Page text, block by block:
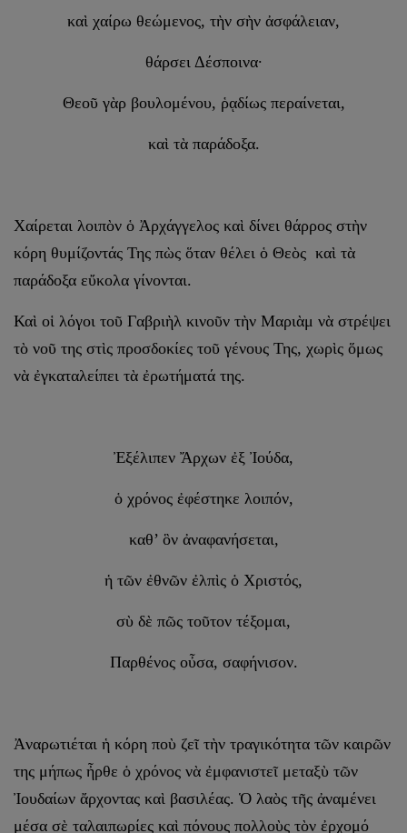
καὶ χαίρω θεώμενος, τὴν σὴν ἀσφάλειαν,
θάρσει Δέσποινα·
Θεοῦ γὰρ βουλομένου, ῥᾳδίως περαίνεται,
καὶ τὰ παράδοξα.
Χαίρεται λοιπὸν ὁ Ἀρχάγγελος καὶ δίνει θάρρος στὴν
κόρη θυμίζοντάς Της πὼς ὅταν θέλει ὁ Θεὸς καὶ τὰ
παράδοξα εὔκολα γίνονται.
Καὶ οἱ λόγοι τοῦ Γαβριὴλ κινοῦν τὴν Μαριὰμ νὰ στρέψει
τὸ νοῦ της στὶς προσδοκίες τοῦ γένους Της, χωρὶς ὅμως
νὰ ἐγκαταλείπει τὰ ἐρωτήματά της.
Ἐξέλιπεν Ἄρχων ἐξ Ἰούδα,
ὁ χρόνος ἐφέστηκε λοιπόν,
καθ’ ὃν ἀναφανήσεται,
ἡ τῶν ἐθνῶν ἐλπὶς ὁ Χριστός,
σὺ δὲ πῶς τοῦτον τέξομαι,
Παρθένος οὖσα, σαφήνισον.
Ἀναρωτιέται ἡ κόρη ποὺ ζεῖ τὴν τραγικότητα τῶν καιρῶν
της μήπως ἦρθε ὁ χρόνος νὰ ἐμφανιστεῖ μεταξὺ τῶν
Ἰουδαίων ἄρχοντας καὶ βασιλέας. Ὁ λαὸς τῆς ἀναμένει
μέσα σὲ ταλαιπωρίες καὶ πόνους πολλοὺς τὸν ἐρχομό